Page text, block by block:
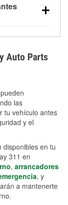
la
sobre
frío
Auto Parts
las
tu vehículo antes
y el
disponibles en tu
311 en
, arrancadores
, y
a mantenerte